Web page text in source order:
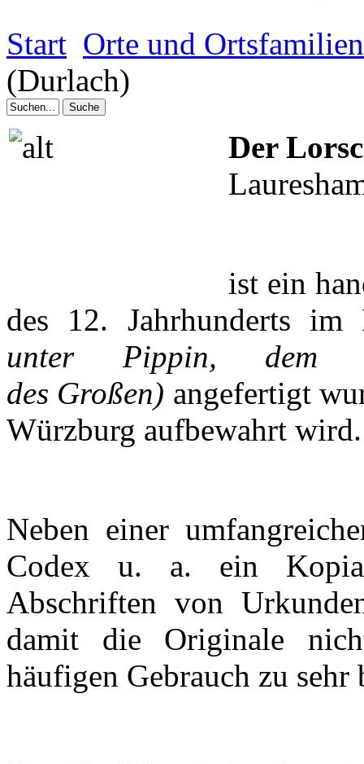
Start Orte und
(Durlach)
Der
ist ein
des 12. Jahrhunderts
unter Pippin, dem
des Großen) angefertigt
Würzburg aufbewahrt wird.
Neben einer
Codex u. a. ein
Abschriften von
damit die Originale
häufigen Gebrauch zu sehr